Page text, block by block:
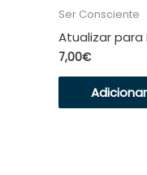
Ser Consciente
Atualizar para
7,00€
Adicionar